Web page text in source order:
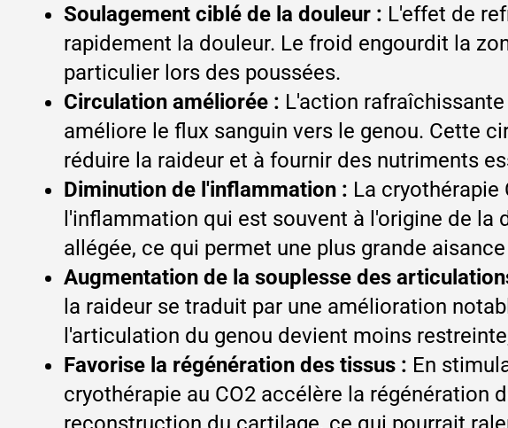
Soulagement ciblé de la douleur : L'effet de
rapidement la douleur. Le froid engourdit la
particulier lors des poussées.
Circulation améliorée : L'action
améliore le flux sanguin vers le genou. Cette
réduire la raideur et à fournir des nutriments
Diminution de l'inflammation : La cryothérapie
l'inflammation qui est souvent à l'origine de la
allégée, ce qui permet une plus grande
Augmentation de la souplesse des
la raideur se traduit par une amélioration
l'articulation du genou devient moins
Favorise la régénération des tissus : En
cryothérapie au CO2 accélère la régénération